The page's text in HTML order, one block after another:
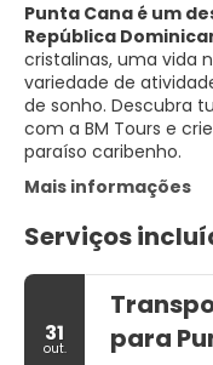
Punta Cana é um
República
cristalinas, uma vida
variedade de
de sonho. Descubra
com a BM Tours e
paraíso caribenho.
Mais informações
Serviços
31
out.
para